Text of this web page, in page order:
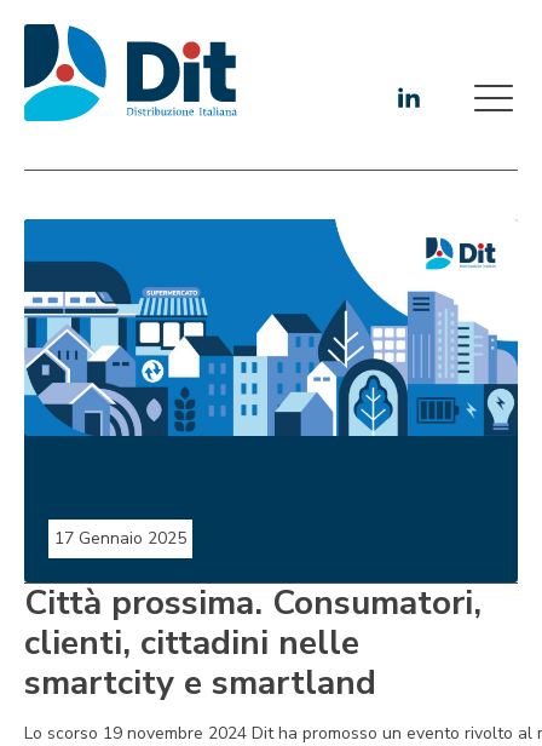
17 Gennaio 2025
Città prossima. Consumatori,
clienti, cittadini nelle
smartcity e smartland
Lo scorso 19 novembre 2024 Dit ha promosso un evento rivolto